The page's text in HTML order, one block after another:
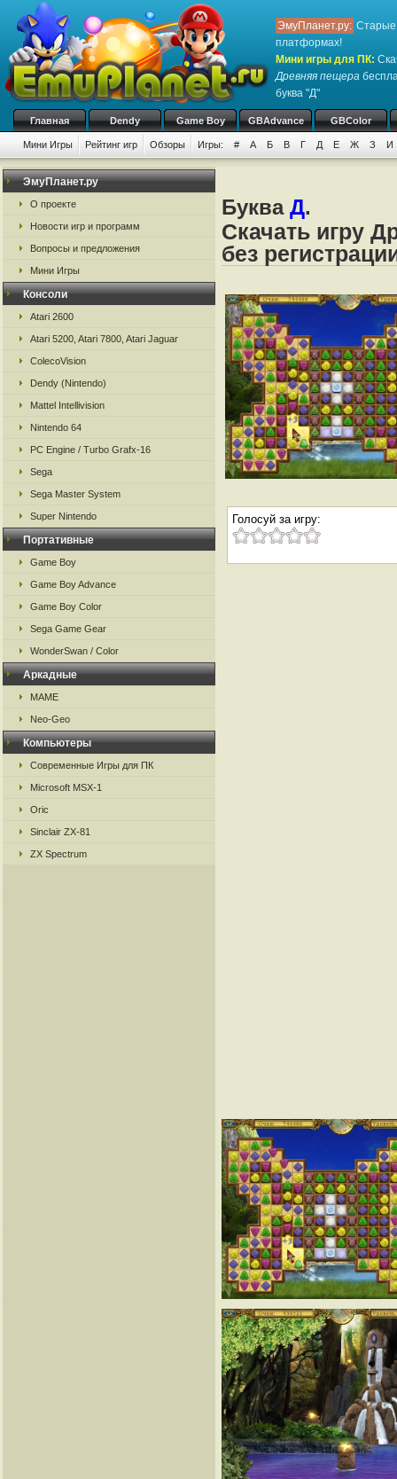
ЭмуПланет.ру: Старые
платформах!
Мини игры для ПК:
Древняя пещера
буква "Д"
Главная Dendy Game Boy GBAdvance GBColor
Мини Игры Рейтинг игр Обзоры Игры: # А Б В Г Д Е Ж З И
ЭмуПланет.ру
О проекте
Новости игр и программ
Вопросы и предложения
Мини Игры
Консоли
Atari 2600
Atari 5200, Atari 7800, Atari Jaguar
ColecoVision
Dendy (Nintendo)
Mattel Intellivision
Nintendo 64
PC Engine / Turbo Grafx-16
Sega
Sega Master System
Super Nintendo
Портативные
Game Boy
Game Boy Advance
Game Boy Color
Sega Game Gear
WonderSwan / Color
Аркадные
MAME
Neo-Geo
Компьютеры
Современные Игры для ПК
Microsoft MSX-1
Oric
Sinclair ZX-81
ZX Spectrum
Буква Д.
Скачать игру
без
Голосуй за игру: